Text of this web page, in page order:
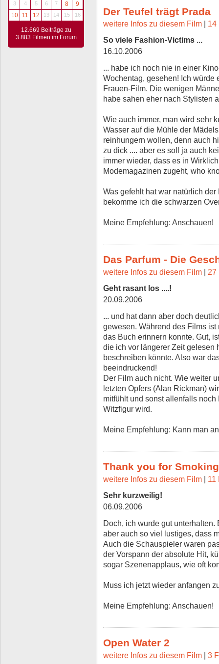
3
4 5 6 7 8
9
10
11 12 13 14 15 16
12.669 Beiträge zu
3.883 Filmen im Forum
Der Teufel trägt Prada
weitere Infos zu diesem Film | 14
So viele Fashion-Victims ...
16.10.2006
... habe ich noch nie in einer
Wochentag, gesehen! Ich
Frauen-Film. Die wenigen
habe sahen eher nach Stylisten
Wie auch immer, man wird sehr
Wasser auf die Mühle der
reinhungern wollen, denn auch
zu dick .... aber es soll ja auch
immer wieder, dass es in
Modemagazinen zugeht, who
Was gefehlt hat war natürlich
bekomme ich die schwarzen
Meine Empfehlung: Anschauen!
Das Parfum - Die
weitere Infos zu diesem Film | 27
Geht rasant los ....!
20.09.2006
... und hat dann aber doch
gewesen. Während des Films
das Buch erinnern konnte. Gut,
die ich vor längerer Zeit gelesen
beschreiben könnte. Also war
beeindruckend!
Der Film auch nicht. Wie weiter
letzten Opfers (Alan Rickman)
mitfühlt und sonst allenfalls
Witzfigur wird.
Meine Empfehlung: Kann man
Thank you for Smoking
weitere Infos zu diesem Film | 11
Sehr kurzweilig!
06.09.2006
Doch, ich wurde gut
aber auch so viel lustiges, dass
Auch die Schauspieler waren
der Vorspann der absolute Hit,
sogar Szenenapplaus, wie oft
Muss ich jetzt wieder anfangen
Meine Empfehlung: Anschauen!
Open Water 2
weitere Infos zu diesem Film | 3